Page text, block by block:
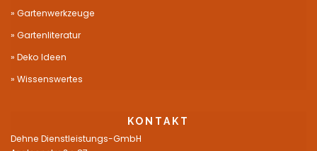
Gartenwerkzeuge
Gartenliteratur
Deko Ideen
Wissenswertes
KONTAKT
Dehne Dienstleistungs-GmbH